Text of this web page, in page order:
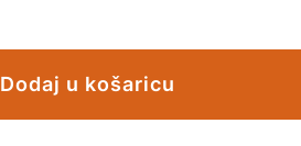
Dodaj u košaricu